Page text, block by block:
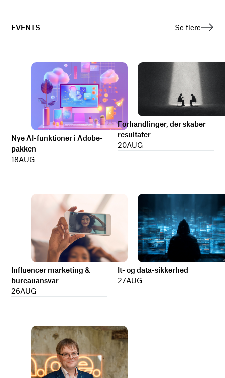
EVENTS Se flere
Nye AI-funktioner i Adobe-
pakken
18AUG
Forhandlinger, der skaber
resultater
20AUG
Influencer marketing &
bureauansvar
26AUG
It- og data-sikkerhed
27AUG